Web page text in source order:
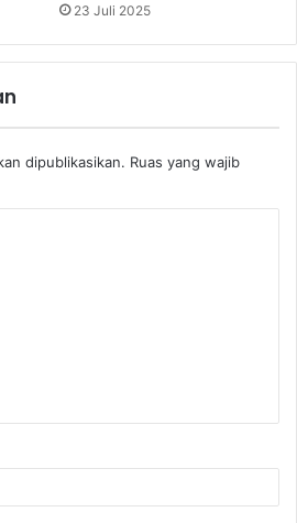
23 Juli 2025
dipublikasikan. Ruas yang wajib